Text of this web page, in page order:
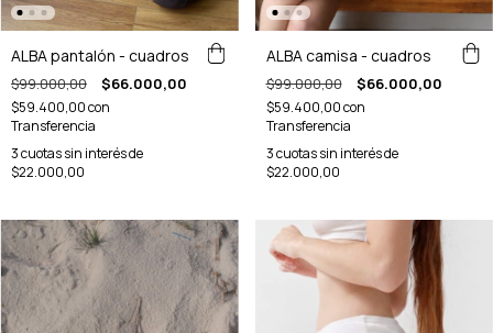
ALBA pantalón - cuadros
$99.000,00 $66.000,00
$59.400,00con
Transferencia
3cuotas sin interés de
$22.000,00
ALBA camisa - cuadros
$99.000,00 $66.000,00
$59.400,00con
Transferencia
3cuotas sin interés de
$22.000,00